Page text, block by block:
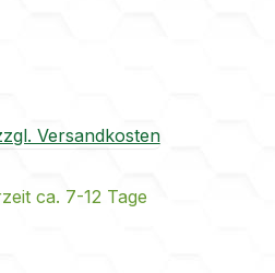
Versandkosten
ca. 7-12 Tage